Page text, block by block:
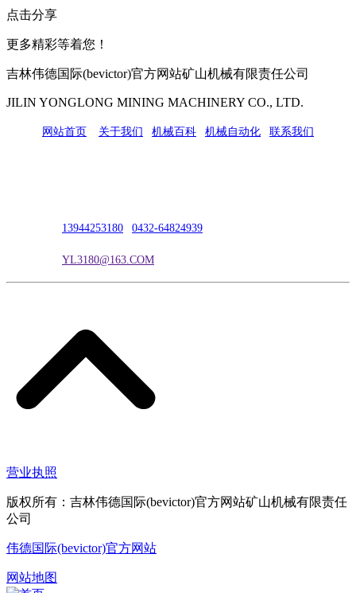
点击分享
更多精彩等着您！
吉林伟德国际(bevictor)官方网站矿山机械有限责任公司
JILIN YONGLONG MINING MACHINERY CO., LTD.
网站首页 关于我们 机械百科 机械自动化 联系我们
13944253180 0432-64824939
YL3180@163.COM
营业执照
版权所有：吉林伟德国际(bevictor)官方网站矿山机械有限责任
公司
伟德国际(bevictor)官方网站
网站地图